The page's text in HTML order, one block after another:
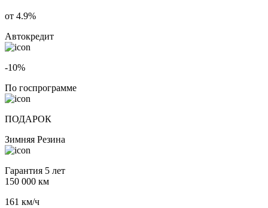
от 4.9%
Автокредит
-10%
По госпрограмме
ПОДАРОК
Зимняя Резина
Гарантия 5 лет
150 000 км
161 км/ч